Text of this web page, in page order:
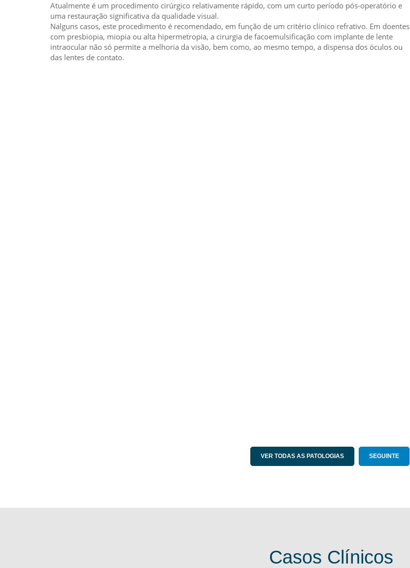
Atualmente é um procedimento cirúrgico relativamente rápido, com um curto período pós-operatório e
uma restauração significativa da qualidade visual.
Nalguns casos, este procedimento é recomendado, em função de um critério clínico refrativo. Em doentes
com presbiopia, miopia ou alta hipermetropia, a cirurgia de facoemulsificação com implante de lente
intraocular não só permite a melhoria da visão, bem como, ao mesmo tempo, a dispensa dos óculos ou
das lentes de contato.
VER TODAS AS PATOLOGIAS SEGUINTE
Casos Clínicos